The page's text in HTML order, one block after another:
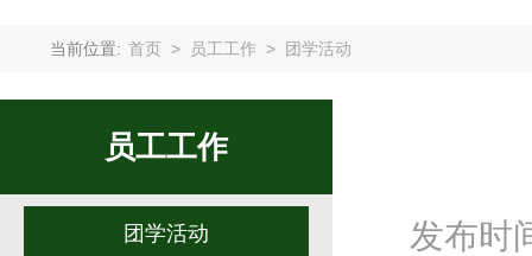
当前位置: 首页 > 员工工作 > 团学活动
员工工作
团学活动 发布时